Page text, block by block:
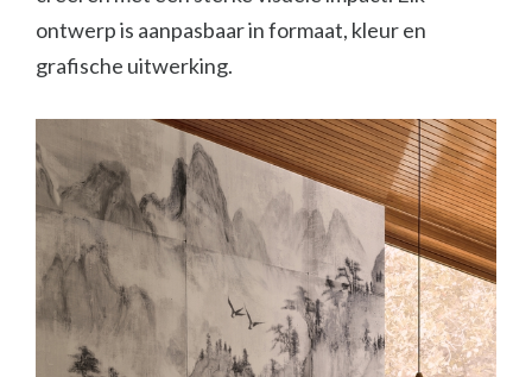
ontwerp is aanpasbaar in formaat, kleur en
grafische uitwerking.